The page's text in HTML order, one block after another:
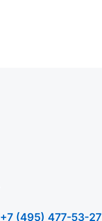
+7 (495) 477-53-27